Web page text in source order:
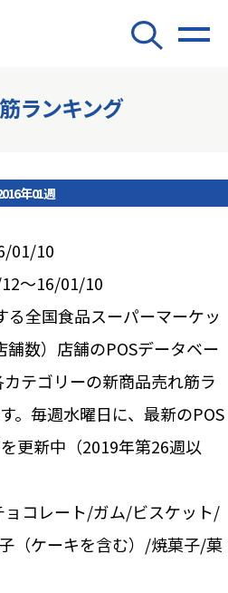
ランキング
年01週
01/10
～16/01/10
る全国食品スーパーマーケッ
舗数）店舗のPOSデータベー
テゴリーの新商品売れ筋ラ
。毎週水曜日に、最新のPOS
更新中（2019年第26週以
コレート/ガム/ビスケット/
（ケーキを含む）/焼菓子/菓